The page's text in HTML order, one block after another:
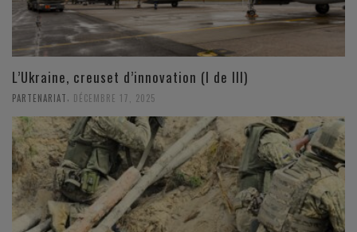
L’Ukraine, creuset d’innovation (I de III)
PARTENARIAT DÉCEMBRE 17, 2025